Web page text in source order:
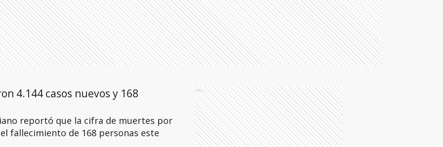
4.144 casos nuevos y 168
reportó que la cifra de muertes por
el fallecimiento de 168 personas este
Ads